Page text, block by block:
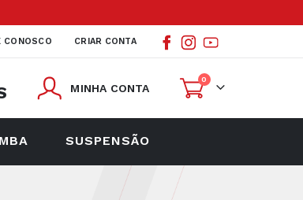
CONOSCO CRIAR CONTA
MINHA CONTA
Cart
0 itens
SUSPENSÃO